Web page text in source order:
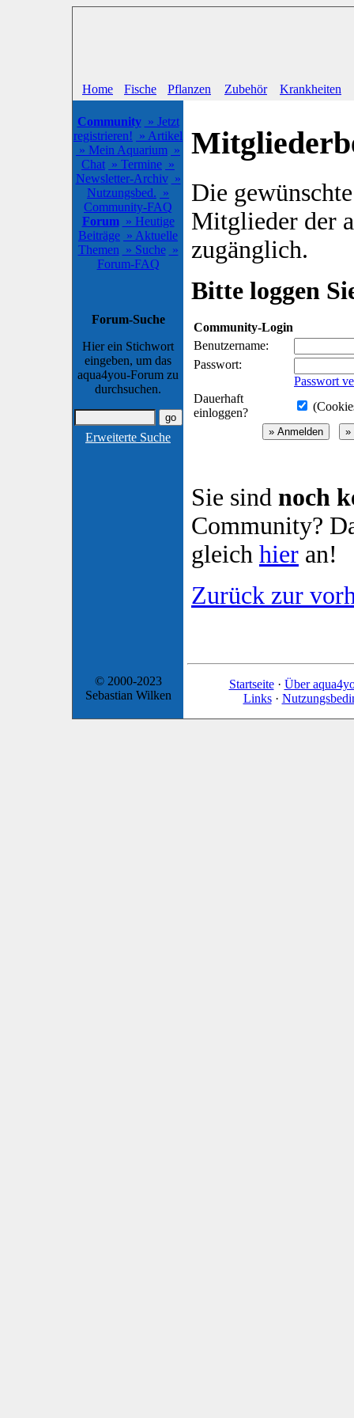
Home Fische Pflanzen Zubehör Krankheiten
Community » Jetzt
registrieren! » Artikel
» Mein Aquarium »
Chat » Termine »
Newsletter-Archiv »
Nutzungsbed. »
Community-FAQ
Forum » Heutige
Beiträge » Aktuelle
Themen » Suche »
Forum-FAQ
Forum-Suche
Hier ein Stichwort
eingeben, um das
aqua4you-Forum zu
durchsuchen.
Erweiterte Suche
Die
Mitglieder der
zugänglich.
Bitte loggen
Community-Login
Benutzername:
Passwort:
Passwort
Dauerhaft
einloggen?
Sie sind noch
Community?
gleich hier an!
Zurück zur
© 2000-2023
Sebastian Wilken
Startseite· Über
Links·